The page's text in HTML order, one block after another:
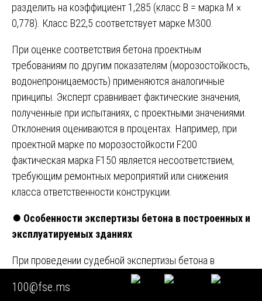
разделить на коэффициент 1,285 (класс В = марка М ×
0,778). Класс В22,5 соответствует марке М300.
При оценке соответствия бетона проектным
требованиям по другим показателям (морозостойкость,
водонепроницаемость) применяются аналогичные
принципы. Эксперт сравнивает фактические значения,
полученные при испытаниях, с проектными значениями.
Отклонения оцениваются в процентах. Например, при
проектной марке по морозостойкости F200
фактическая марка F150 является несоответствием,
требующим ремонтных мероприятий или снижения
класса ответственности конструкции.
⏺️ Особенности экспертизы бетона в построенных и
эксплуатируемых зданиях
При проведении судебной экспертизы бетона в
зданиях и сооружениях, находящихся в эксплуатации
длительное время (более 10-20 лет), возникает ряд
100@fse.ms